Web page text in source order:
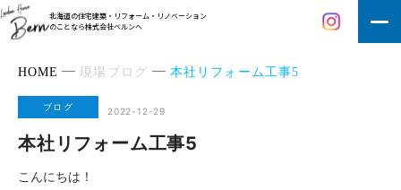
北海道の住宅建築・リフォーム・リノベーション
のことなら株式会社ベルンへ
HOME 現場ブログ 本社リフォーム工事5
ブログ 2022-12-29
本社リフォーム工事5
こんにちは！